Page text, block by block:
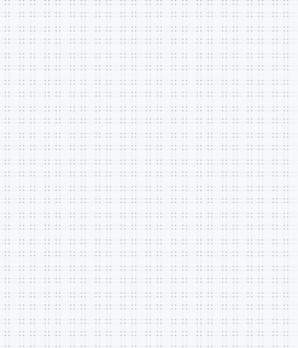
HELLAS VERONA, AMBASCIATORE